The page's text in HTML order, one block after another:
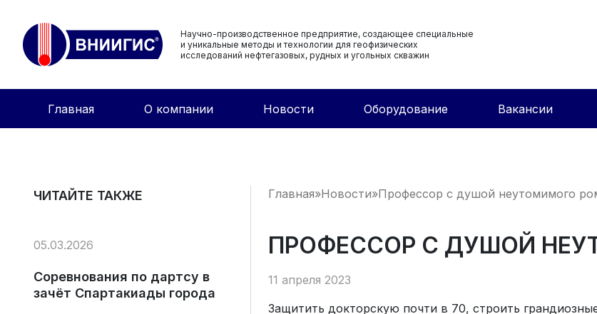
Научно-производственное предприятие, создающее cпециальные
и уникальные методы и технологии для геофизических
исследований нефтегазовых, рудных и угольных скважин
Главная О компании Новости Оборудование Вакансии
ЧИТАЙТЕ ТАКЖЕ
05.03.2026
Соревнования по дартсу в
зачёт Спартакиады города
Главная»Новости»Профессор с душой неутомимого
ПРОФЕССОР С ДУШОЙ
11 апреля 2023
Защитить докторскую почти в 70, строить